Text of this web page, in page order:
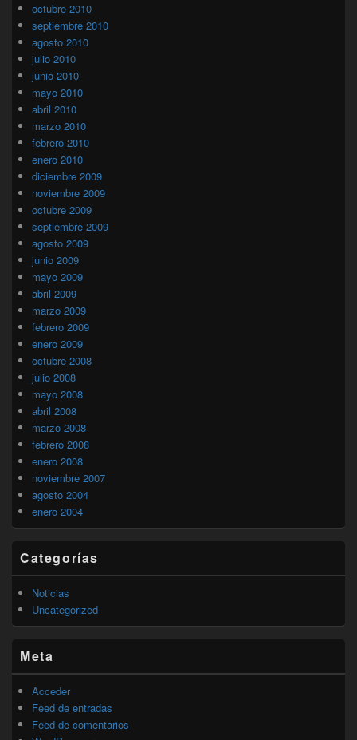
octubre 2010
septiembre 2010
agosto 2010
julio 2010
junio 2010
mayo 2010
abril 2010
marzo 2010
febrero 2010
enero 2010
diciembre 2009
noviembre 2009
octubre 2009
septiembre 2009
agosto 2009
junio 2009
mayo 2009
abril 2009
marzo 2009
febrero 2009
enero 2009
octubre 2008
julio 2008
mayo 2008
abril 2008
marzo 2008
febrero 2008
enero 2008
noviembre 2007
agosto 2004
enero 2004
Categorías
Noticias
Uncategorized
Meta
Acceder
Feed de entradas
Feed de comentarios